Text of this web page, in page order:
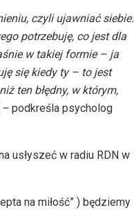
czyli ujawniać siebie.
potrzebuję, co jest dla
w takiej formie – ja
się kiedy ty – to jest
ten błędny, w którym,
– podkreśla psycholog
usłyszeć w radiu RDN w
na miłość” ) będziemy